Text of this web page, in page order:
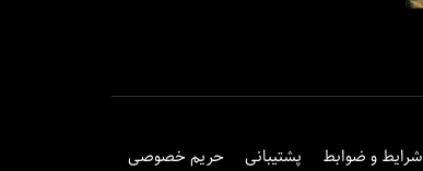
شرایط و ضوابط پشتیبانی حریم خصوصی